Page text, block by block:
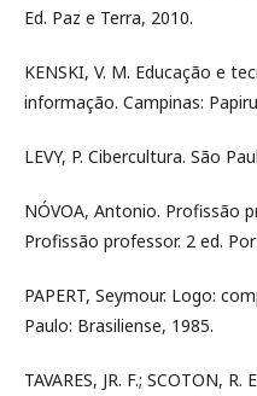
Ed. Paz e Terra, 2010.
KENSKI, V. M. Educação e
informação. Campinas:
LEVY, P. Cibercultura. São
NÓVOA, Antonio. Profissão
Profissão professor. 2 ed.
PAPERT, Seymour. Logo:
Paulo: Brasiliense, 1985.
TAVARES, JR. F.; SCOTON,